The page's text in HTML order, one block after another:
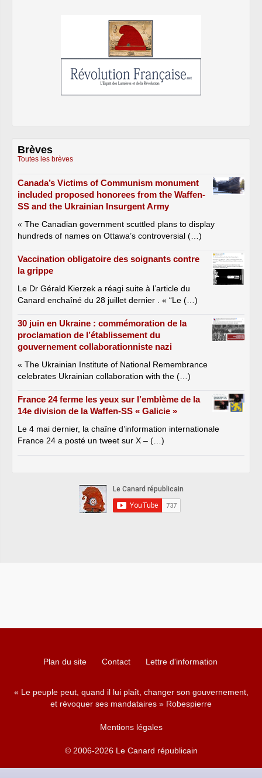
Brèves
Toutes les brèves
Canada’s Victims of Communism monument
included proposed honorees from the Waffen-
SS and the Ukrainian Insurgent Army
« The Canadian government scuttled plans to display
hundreds of names on Ottawa’s controversial (…)
Vaccination obligatoire des soignants contre
la grippe
Le Dr Gérald Kierzek a réagi suite à l’article du
Canard enchaîné du 28 juillet dernier . « “Le (…)
30 juin en Ukraine : commémoration de la
proclamation de l’établissement du
gouvernement collaborationniste nazi
« The Ukrainian Institute of National Remembrance
celebrates Ukrainian collaboration with the (…)
France 24 ferme les yeux sur l’emblème de la
14e division de la Waffen-SS « Galicie »
Le 4 mai dernier, la chaîne d’information internationale
France 24 a posté un tweet sur X – (…)
Plan du site Contact Lettre d'information
« Le peuple peut, quand il lui plaît, changer son gouvernement,
et révoquer ses mandataires » Robespierre
Mentions légales
© 2006-2026 Le Canard républicain